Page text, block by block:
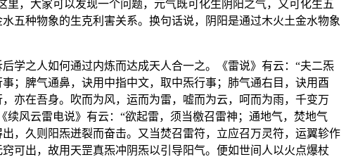
，大家可以发现一个问题，元气既可化生阴阳之气，又可化生五
五种物象的生克利害关系。换句话说，阴阳是通过木火土金水物象
学之人如何通过内炼而达成天人合一之。《雷说》有云：“夫二炁
；脾气通鼻，诀用中指中文，取中炁行事；肺气通右目，诀用酉
亦在吾身。吹而为风，运而为雷，嘘而为云，呵而为雨，千变万
风云雷电说》有云：“欲起雷，须当檄召雷神；通地气，焚地气
，久则阳炁迸裂而奋击。又当焚召雷符，立应召万灵符，运翼轸作
可出，故用天罡真炁冲阴炁以引导阳气。便如世间人以火点爆杖